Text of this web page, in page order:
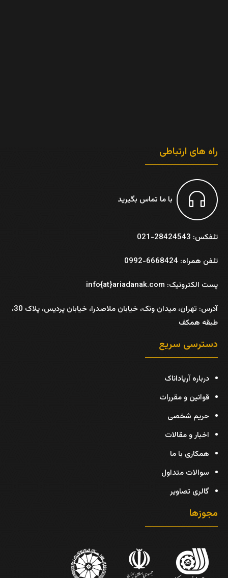
راه های ارتباطی
با ما تماس بگیرید
تلفکس: 28424543-021
تلفن همراه: 6668424-0992
پست الکترونیک: info{at}ariadanak.com
آدرس:
تهران، میدان ونک، خیابان ملاصدرا، خیابان پردیس، پلاک 30،
طبقه همکف
دسترسی سریع
درباره آریاداناک
قوانین و مقررات
حریم شخصی
اخبار و مقالات
همکاری با ما
سوالات متداول
گالری تصاویر
مجوزها